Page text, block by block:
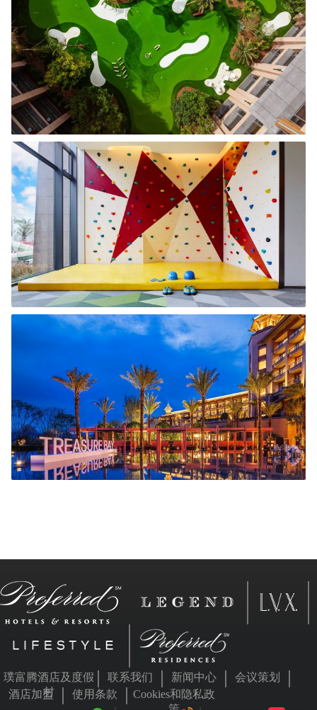
璞富腾酒店及度假
村
联系我们 新闻中心
会议策划
酒店加盟
使用条款
Cookies和隐私政